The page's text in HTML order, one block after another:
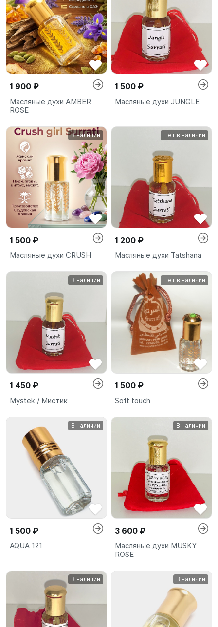
1 900 ₽
Масляные духи AMBER
ROSE
1 500 ₽
Масляные духи JUNGLE
В наличии
1 500 ₽
Масляные духи CRUSH
Нет в наличии
1 200 ₽
Масляные духи Tatshana
В наличии
1 450 ₽
Mystek / Мистик
Нет в наличии
1 500 ₽
Soft touch
В наличии
1 500 ₽
AQUA 121
В наличии
3 600 ₽
Масляные духи MUSKY
ROSE
В наличии В наличии